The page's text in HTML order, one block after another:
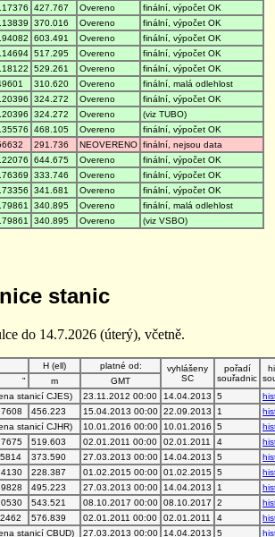
427.767 Overeno
finální, výpočet OK
370.016 Overeno
finální, výpočet OK
603.491 Overeno
finální, výpočet OK
517.295 Overeno
finální, výpočet OK
529.261 Overeno
finální, výpočet OK
310.620 Overeno
finální, malá odlehlost
324.272 Overeno
finální, výpočet OK
324.272 Overeno
(viz TUBO)
468.105 Overeno
finální, výpočet OK
291.736 NEOVERENO finální, nejsou data
644.675 Overeno
finální, výpočet OK
333.746 Overeno
finální, výpočet OK
341.681 Overeno
finální, výpočet OK
340.895 Overeno
finální, malá odlehlost
340.895 Overeno (viz VSBO)
stanic
do 14.7.2026 (úterý), včetně.
H (ell) platné od:
vyhlášeny
SC
pořadí
souřadnic
" m
GMT
stanicí CJES) 23.11.2012 00:00 14.04.2013 5
456.223 15.04.2013 00:00 22.09.2013 1
stanicí CJHR) 10.01.2016 00:00 10.01.2016 5
519.603 02.01.2011 00:00 02.01.2011 4
373.590 27.03.2013 00:00 14.04.2013 5
228.387 01.02.2015 00:00 01.02.2015 5
495.223 27.03.2013 00:00 14.04.2013 1
543.521 08.10.2017 00:00 08.10.2017 2
576.839 02.01.2011 00:00 02.01.2011 4
stanicí CBUD) 27.03.2013 00:00 14.04.2013 5